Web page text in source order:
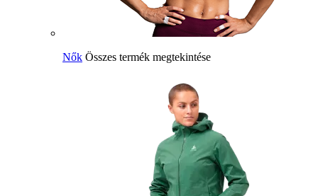
Nők Összes termék megtekintése